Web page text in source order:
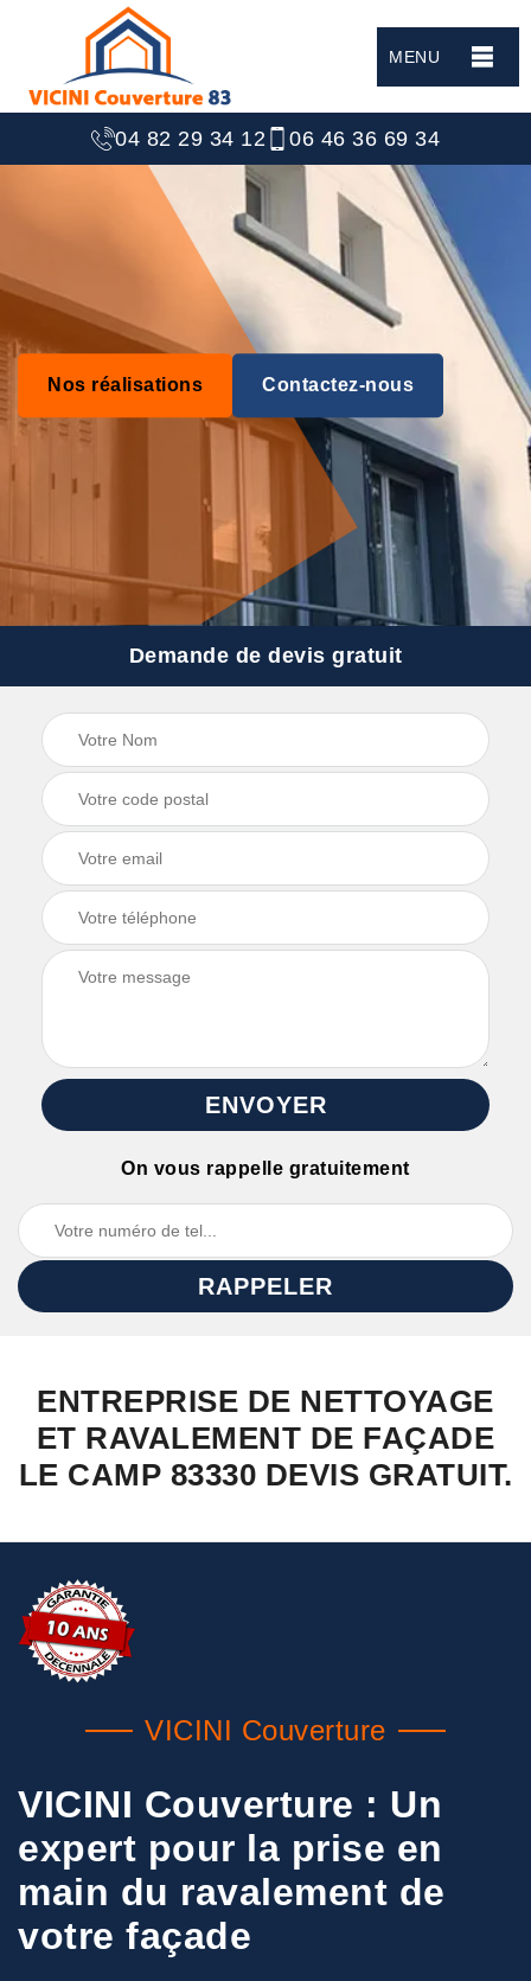
MENU
04 82 29 34 12 06 46 36 69 34
Nos réalisations Contactez-nous
Demande de devis gratuit
On vous rappelle gratuitement
ENTREPRISE DE NETTOYAGE
ET RAVALEMENT DE FAÇADE
LE CAMP 83330 DEVIS GRATUIT.
VICINI Couverture
VICINI Couverture : Un
expert pour la prise en
main du ravalement de
votre façade